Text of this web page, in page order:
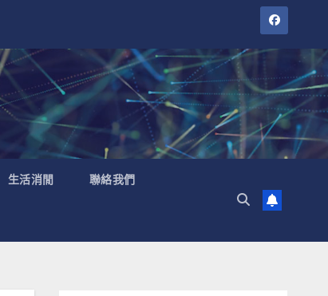
生活消閒 聯絡我們